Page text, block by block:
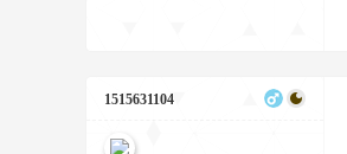
1515631104